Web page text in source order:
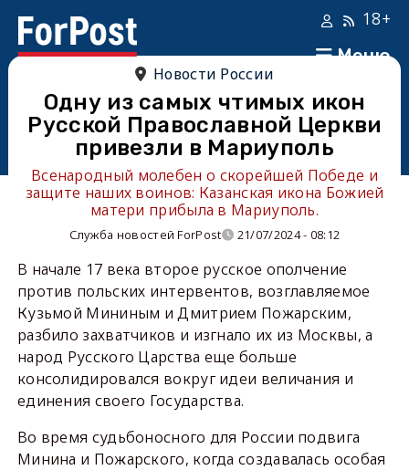
Меню
18+
Новости России
Одну из самых чтимых икон
Русской Православной Церкви
привезли в Мариуполь
Всенародный молебен о скорейшей Победе и
защите наших воинов: Казанская икона Божией
матери прибыла в Мариуполь.
Служба новостей ForPost 21/07/2024 - 08:12
В начале 17 века второе русское ополчение
против польских интервентов, возглавляемое
Кузьмой Мининым и Дмитрием Пожарским,
разбило захватчиков и изгнало их из Москвы, а
народ Русского Царства еще больше
консолидировался вокруг идеи величания и
единения своего Государства.
Во время судьбоносного для России подвига
Минина и Пожарского, когда создавалась особая